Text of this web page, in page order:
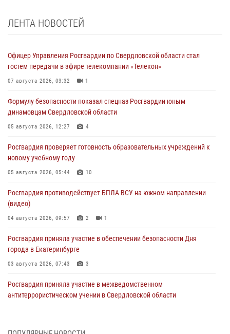
ЛЕНТА НОВОСТЕЙ
Офицер Управления Росгвардии по Свердловской области стал
гостем передачи в эфире телекомпании «Телекон»
07 августа 2026, 03:32 1
Формулу безопасности показал спецназ Росгвардии юным
динамовцам Свердловской области
05 августа 2026, 12:27 4
Росгвардия проверяет готовность образовательных учреждений к
новому учебному году
05 августа 2026, 05:44 10
Росгвардия противодействует БПЛА ВСУ на южном направлении
(видео)
04 августа 2026, 09:57 2 1
Росгвардия приняла участие в обеспечении безопасности Дня
города в Екатеринбурге
03 августа 2026, 07:43 3
Росгвардия приняла участие в межведомственном
антитеррористическом учении в Свердловской области
Росгвардия обеспечивает безопасность граждан на южном